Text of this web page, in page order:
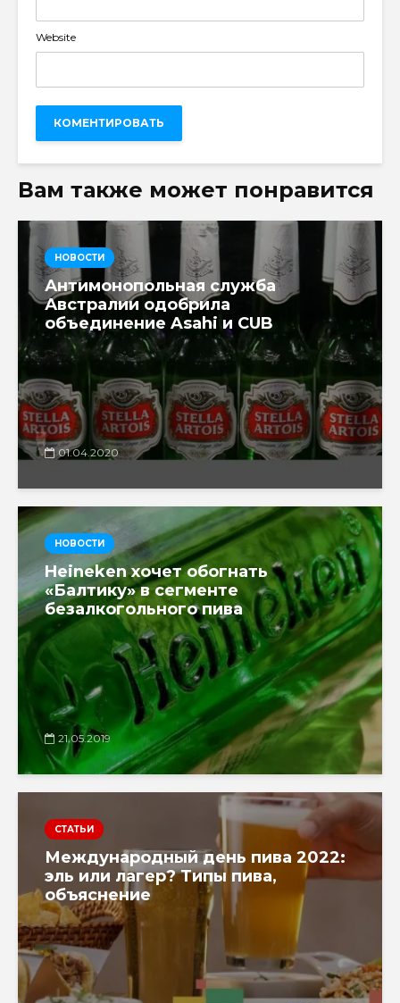
Website
Вам также может понравится
НОВОСТИ
Антимонопольная служба
Австралии одобрила
объединение Asahi и CUB
01.04.2020
НОВОСТИ
Heineken хочет обогнать
«Балтику» в сегменте
безалкогольного пива
21.05.2019
СТАТЬИ
Международный день пива 2022:
эль или лагер? Типы пива,
объяснение